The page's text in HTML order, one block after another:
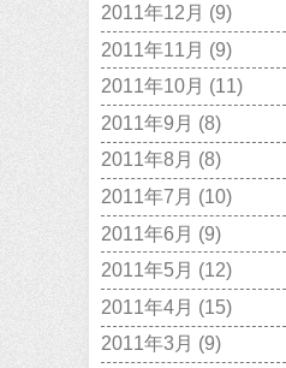
2011年12月 (9)
2011年11月 (9)
2011年10月 (11)
2011年9月 (8)
2011年8月 (8)
2011年7月 (10)
2011年6月 (9)
2011年5月 (12)
2011年4月 (15)
2011年3月 (9)